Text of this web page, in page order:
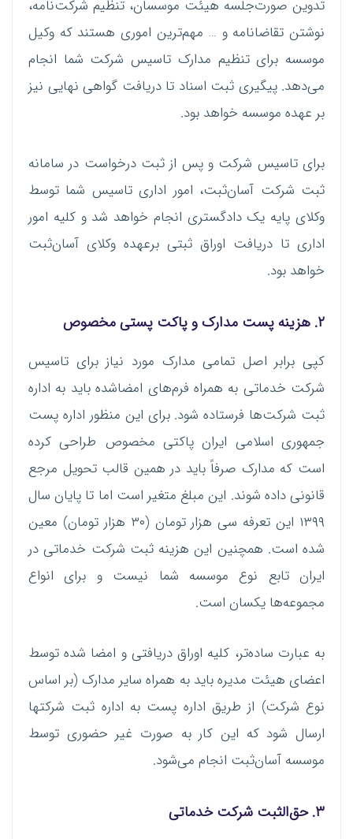
تدوین صورت‌جلسه هیئت موسسان، تنظیم شرکت‌نامه،
نوشتن تقاضانامه و … مهم‌ترین اموری هستند که وکیل
موسسه برای تنظیم مدارک تاسیس شرکت شما انجام
می‌دهد. پیگیری ثبت اسناد تا دریافت گواهی نهایی نیز
بر عهده موسسه خواهد بود.
برای تاسیس شرکت و پس از ثبت درخواست در سامانه
ثبت شرکت آسان‌ثبت، امور اداری تاسیس شما توسط
وکلای پایه یک دادگستری انجام خواهد شد و کلیه امور
اداری تا دریافت اوراق ثبتی برعهده وکلای آسان‌ثبت
خواهد بود.
۲. هزینه پست مدارک و پاکت پستی مخصوص
کپی برابر اصل تمامی مدارک مورد نیاز برای تاسیس
شرکت خدماتی به همراه فرم‌های امضاشده باید به اداره
ثبت شرکت‌ها فرستاده شود. برای این منظور اداره پست
جمهوری اسلامی ایران پاکتی مخصوص طراحی کرده
است که مدارک صرفاً باید در همین قالب تحویل مرجع
قانونی داده شوند. این مبلغ متغیر است اما تا پایان سال
۱۳۹۹ این تعرفه سی هزار تومان (۳۰ هزار تومان) معین
شده است. همچنین این هزینه ثبت شرکت خدماتی در
ایران تابع نوع موسسه شما نیست و برای انواع
مجموعه‌ها یکسان است.
به عبارت ساده‌تر، کلیه اوراق دریافتی و امضا شده توسط
اعضای هیئت مدیره باید به همراه سایر مدارک (بر اساس
نوع شرکت) از طریق اداره پست به اداره ثبت شرکتها
ارسال شود که این کار به صورت غیر حضوری توسط
موسسه آسان‌ثبت انجام می‌شود.
۳. حق‌الثبت شرکت خدماتی